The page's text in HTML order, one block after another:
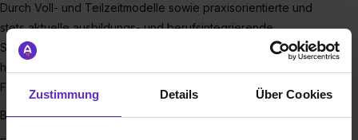
Zustimmung Details Über Cookies
Durch Voll- und Teilzeitmodelle sowie praxisorientierte und
stets aktuelle ausbildungs- und berufsintegrierende
Studiengänge an der iba und ISBA gewährleisten wir einen
hohen Praxisbezug und kontinuierlich aktualisiertes
Fachwissen.
Begeisterung wecken, Zukunft gestalten